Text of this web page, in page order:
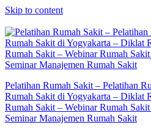
Skip to content
Pelatihan Rumah Sakit – Pelatihan
Rumah Sakit di Yogyakarta – Diklat
Rumah Sakit – Webinar Rumah
Seminar Manajemen Rumah Sakit